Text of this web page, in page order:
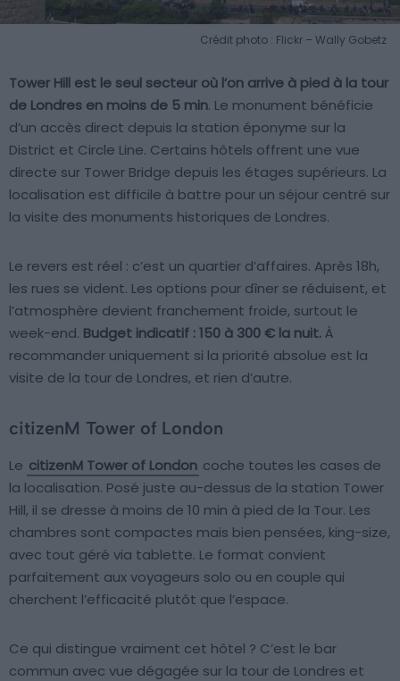
Crédit photo : Flickr – Wally Gobetz
Tower Hill est le seul secteur où l’on arrive à pied à la tour
de Londres en moins de 5 min. Le monument bénéficie
d’un accès direct depuis la station éponyme sur la
District et Circle Line. Certains hôtels offrent une vue
directe sur Tower Bridge depuis les étages supérieurs. La
localisation est difficile à battre pour un séjour centré sur
la visite des monuments historiques de Londres.
Le revers est réel : c’est un quartier d’affaires. Après 18h,
les rues se vident. Les options pour dîner se réduisent, et
l’atmosphère devient franchement froide, surtout le
week-end. Budget indicatif : 150 à 300 € la nuit.À
recommander uniquement si la priorité absolue est la
visite de la tour de Londres, et rien d’autre.
citizenM Tower of London
Le citizenM Tower of London coche toutes les cases de
la localisation. Posé juste au-dessus de la station Tower
Hill, il se dresse à moins de 10 min à pied de la Tour. Les
chambres sont compactes mais bien pensées, king-size,
avec tout géré via tablette. Le format convient
parfaitement aux voyageurs solo ou en couple qui
cherchent l’efficacité plutôt que l’espace.
Ce qui distingue vraiment cet hôtel ? C’est le bar
commun avec vue dégagée sur la tour de Londres et